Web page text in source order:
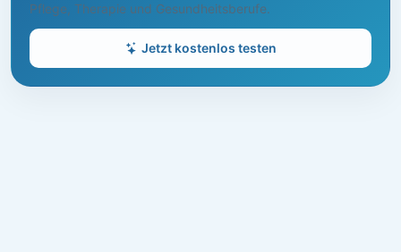
Pflege, Therapie und Gesundheitsberufe.
Jetzt kostenlos testen